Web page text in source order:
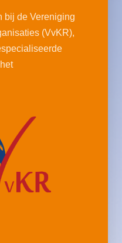
bij de Vereniging
(VvKR),